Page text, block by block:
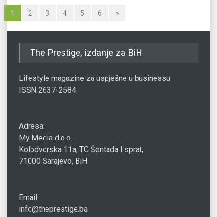
1 2 3 4 5 6 »
The Prestige, izdanje za BiH
Lifestyle magazine za uspješne u businessu
ISSN 2637-2584
Adresa:
My Media d.o.o.
Kolodvorska 11a, TC Šentada I sprat,
71000 Sarajevo, BiH
Email:
info@theprestige.ba